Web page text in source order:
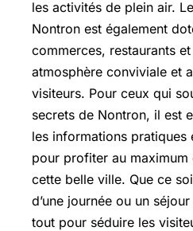
les activités de plein air.
Nontron est également
commerces, restaurants
atmosphère conviviale et
visiteurs. Pour ceux qui
secrets de Nontron, il est
les informations pratiques
pour profiter au maximum
cette belle ville. Que ce
d’une journée ou un
tout pour séduire les